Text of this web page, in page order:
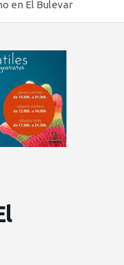
en El Bulevar